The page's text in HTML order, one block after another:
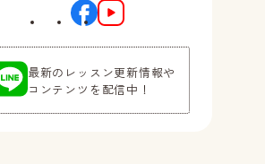
最新のレッスン更新情報や
コンテンツを配信中！